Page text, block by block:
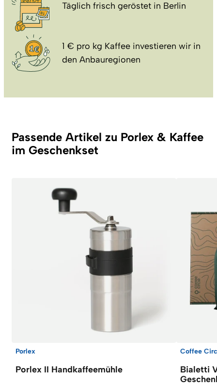
Täglich frisch geröstet in Berlin
1 € pro kg Kaffee investieren wir in
den Anbauregionen
Passende Artikel zu Porlex & Kaffee
im Geschenkset
Porlex
Porlex II Handkaffeemühle
Coffee
Bialetti